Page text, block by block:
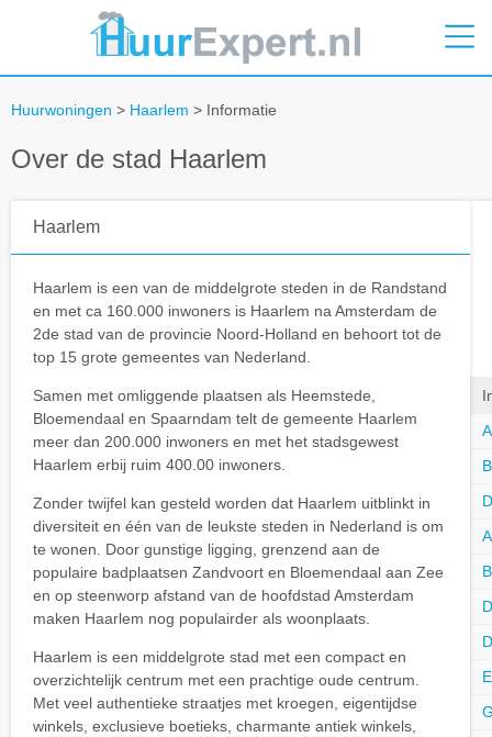
Huurwoningen > Haarlem > Informatie
Over de stad Haarlem
Haarlem
Haarlem is een van de middelgrote steden in de Randstand
en met ca 160.000 inwoners is Haarlem na Amsterdam de
2de stad van de provincie Noord-Holland en behoort tot de
top 15 grote gemeentes van Nederland.
Samen met omliggende plaatsen als Heemstede,
Bloemendaal en Spaarndam telt de gemeente Haarlem
meer dan 200.000 inwoners en met het stadsgewest
Haarlem erbij ruim 400.00 inwoners.
Zonder twijfel kan gesteld worden dat Haarlem uitblinkt in
diversiteit en één van de leukste steden in Nederland is om
te wonen. Door gunstige ligging, grenzend aan de
populaire badplaatsen Zandvoort en Bloemendaal aan Zee
en op steenworp afstand van de hoofdstad Amsterdam
maken Haarlem nog populairder als woonplaats.
Haarlem is een middelgrote stad met een compact en
overzichtelijk centrum met een prachtige oude centrum.
Met veel authentieke straatjes met kroegen, eigentijdse
winkels, exclusieve boetieks, charmante antiek winkels,